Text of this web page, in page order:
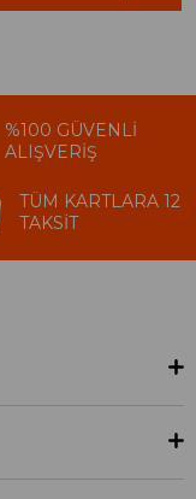
%100 GÜVENLI
ALIŞVERIŞ
TÜM KARTLARA 12
TAKSIT